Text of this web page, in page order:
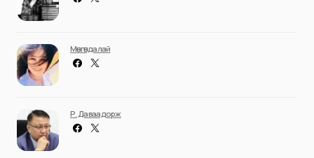
Мөнгөндалай
Р. Даваадорж